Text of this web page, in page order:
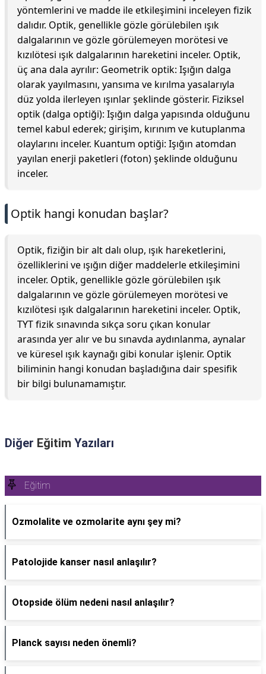
yöntemlerini ve madde ile etkileşimini inceleyen fizik
dalıdır. Optik, genellikle gözle görülebilen ışık
dalgalarının ve gözle görülemeyen morötesi ve
kızılötesi ışık dalgalarının hareketini inceler. Optik,
üç ana dala ayrılır: Geometrik optik: Işığın dalga
olarak yayılmasını, yansıma ve kırılma yasalarıyla
düz yolda ilerleyen ışınlar şeklinde gösterir. Fiziksel
optik (dalga optiği): Işığın dalga yapısında olduğunu
temel kabul ederek; girişim, kırınım ve kutuplanma
olaylarını inceler. Kuantum optiği: Işığın atomdan
yayılan enerji paketleri (foton) şeklinde olduğunu
inceler.
Optik hangi konudan başlar?
Optik, fiziğin bir alt dalı olup, ışık hareketlerini,
özelliklerini ve ışığın diğer maddelerle etkileşimini
inceler. Optik, genellikle gözle görülebilen ışık
dalgalarının ve gözle görülemeyen morötesi ve
kızılötesi ışık dalgalarının hareketini inceler. Optik,
TYT fizik sınavında sıkça soru çıkan konular
arasında yer alır ve bu sınavda aydınlanma, aynalar
ve küresel ışık kaynağı gibi konular işlenir. Optik
biliminin hangi konudan başladığına dair spesifik
bir bilgi bulunamamıştır.
Diğer Eğitim Yazıları
Eğitim
Ozmolalite ve ozmolarite aynı şey mi?
Patolojide kanser nasıl anlaşılır?
Otopside ölüm nedeni nasıl anlaşılır?
Planck sayısı neden önemli?